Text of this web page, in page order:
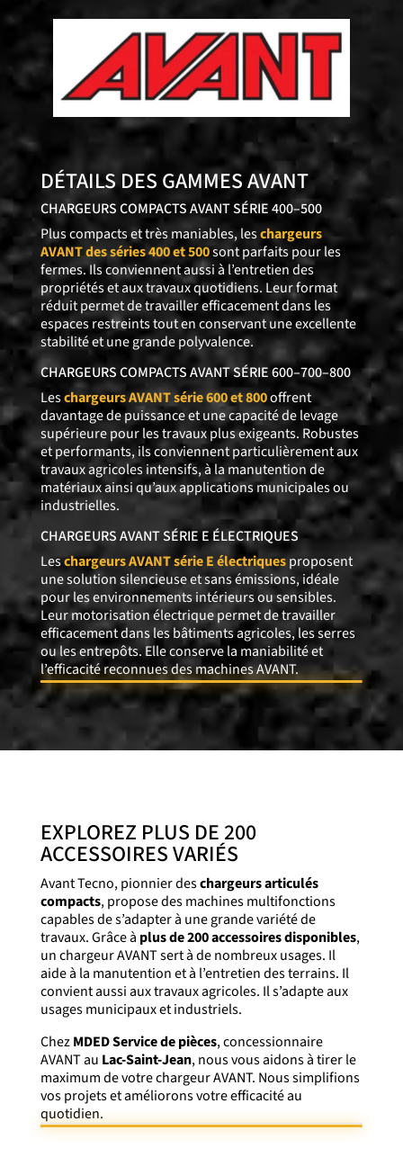
DÉTAILS DES GAMMES AVANT
CHARGEURS COMPACTS AVANT SÉRIE 400–500
Plus compacts et très maniables, leschargeurs
AVANT des séries 400 et 500sont parfaits pour les
fermes. Ils conviennent aussi à l’entretien des
propriétés et aux travaux quotidiens. Leur format
réduit permet de travailler efficacement dans les
espaces restreints tout en conservant une excellente
stabilité et une grande polyvalence.
CHARGEURS COMPACTS AVANT SÉRIE 600–700–800
Leschargeurs AVANT série 600 et 800offrent
davantage de puissance et une capacité de levage
supérieure pour les travaux plus exigeants. Robustes
et performants, ils conviennent particulièrement aux
travaux agricoles intensifs, à la manutention de
matériaux ainsi qu’aux applications municipales ou
industrielles.
CHARGEURS AVANT SÉRIE E ÉLECTRIQUES
Leschargeurs AVANT série E électriquesproposent
une solution silencieuse et sans émissions, idéale
pour les environnements intérieurs ou sensibles.
Leur motorisation électrique permet de travailler
efficacement dans les bâtiments agricoles, les serres
ou les entrepôts. Elle conserve la maniabilité et
l’efficacité reconnues des machines AVANT.
EXPLOREZ PLUS DE 200
ACCESSOIRES VARIÉS
Avant Tecno, pionnier deschargeurs articulés
compacts, propose des machines multifonctions
capables de s’adapter à une grande variété de
travaux. Grâce à plus de 200 accessoires disponibles,
un chargeur AVANT sert à de nombreux usages. Il
aide à la manutention et à l’entretien des terrains. Il
convient aussi aux travaux agricoles. Il s’adapte aux
usages municipaux et industriels.
ChezMDED Service de pièces, concessionnaire
AVANT au Lac-Saint-Jean, nous vous aidons à tirer le
maximum de votre chargeur AVANT. Nous simplifions
vos projets et améliorons votre efficacité au
quotidien.